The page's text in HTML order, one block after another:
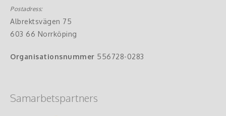
Postadress:
Albrektsvägen 75
603 66 Norrköping
Organisationsnummer 556728-0283
Samarbetspartners